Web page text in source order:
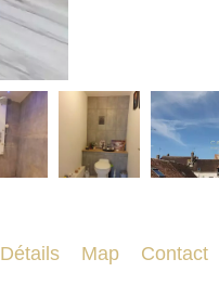
Détails Map Contact